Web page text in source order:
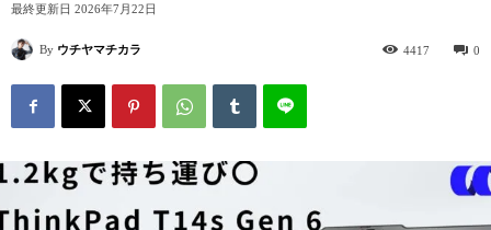
最終更新日 2026年7月22日
By ウチヤマチカラ 0
4417